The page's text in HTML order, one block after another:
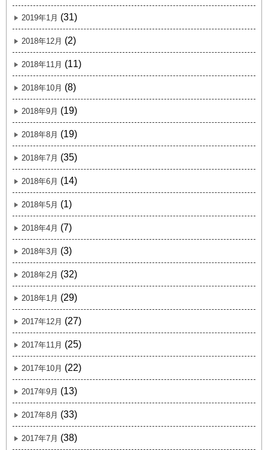
2019年1月 (31)
2018年12月 (2)
2018年11月 (11)
2018年10月 (8)
2018年9月 (19)
2018年8月 (19)
2018年7月 (35)
2018年6月 (14)
2018年5月 (1)
2018年4月 (7)
2018年3月 (3)
2018年2月 (32)
2018年1月 (29)
2017年12月 (27)
2017年11月 (25)
2017年10月 (22)
2017年9月 (13)
2017年8月 (33)
2017年7月 (38)